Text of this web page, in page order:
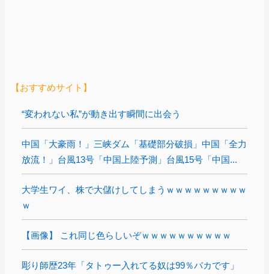
【おすすめサイト】
“変われない私”が動き出す瞬間に出会う
中国「大豪雨！」三峡ダム「基礎部分破損」中国「全力
放流！」台風13号「中国上陸予測」台風15号「中国...
大学生ワイ、株で大儲けしてしまうｗｗｗｗｗｗｗｗｗ
ｗ
【画像】 これ同じ色らしいぞｗｗｗｗｗｗｗｗｗｗ
彫り師歴23年「タトゥー入れてる奴は99％バカです」